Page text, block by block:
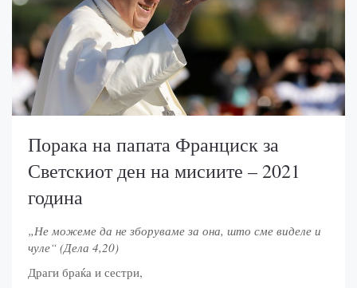
Порака на папата Франциск за
Светскиот ден на мисиите – 2021
година
„Не можеме да не зборуваме за она, што сме виделе и
чуле“ (Дела 4,20)
Драги браќа и сестри,